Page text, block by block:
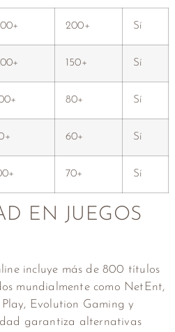
200+ Sí
150+ Sí
80+ Sí
60+ Sí
70+ Sí
EN JUEGOS
incluye más de 800 títulos
mundialmente como NetEnt,
Evolution Gaming y
garantiza alternativas